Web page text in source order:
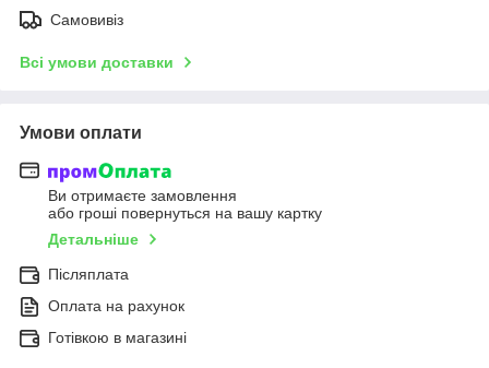
Самовивіз
Всі умови доставки
Умови оплати
Ви отримаєте замовлення
або гроші повернуться на вашу картку
Детальніше
Післяплата
Оплата на рахунок
Готівкою в магазині